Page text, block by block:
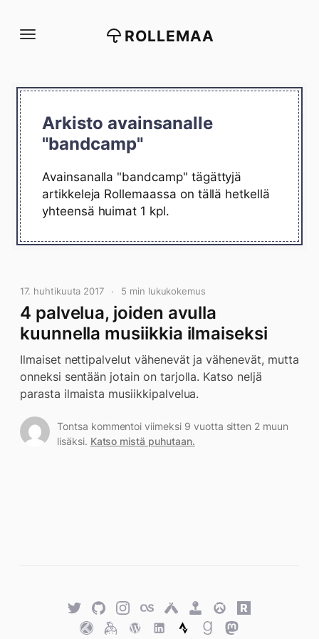
suoraan
ROLLEMAA
Arkisto avainsanalle
"bandcamp"
Avainsanalla "bandcamp" tägättyjä
artikkeleja Rollemaassa on tällä hetkellä
yhteensä huimat 1 kpl.
17. huhtikuuta 2017 5 min lukukokemus
4 palvelua, joiden avulla
kuunnella musiikkia ilmaiseksi
Ilmaiset nettipalvelut vähenevät ja vähenevät, mutta
onneksi sentään jotain on tarjolla. Katso neljä
parasta ilmaista musiikkipalvelua.
Tontsa kommentoi viimeksi 9 vuotta sitten 2 muun
lisäksi. Katso mistä puhutaan.
TwitterGitHubTwitterLast.fmUntappd
Retro
Achievements
Overwatch
Rawg.io
TraktKeybaseWordPress
WordPress
StravaGoodreads
Mastodon